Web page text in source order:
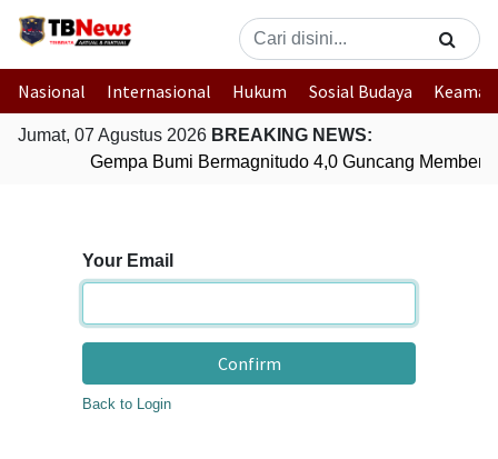
Nasional Internasional Hukum Sosial Budaya
Jumat, 07 Agustus 2026 BREAKING NEWS:
Gempa Bumi Bermagnitudo 4,0 Guncang
Your Email
Confirm
Back to Login